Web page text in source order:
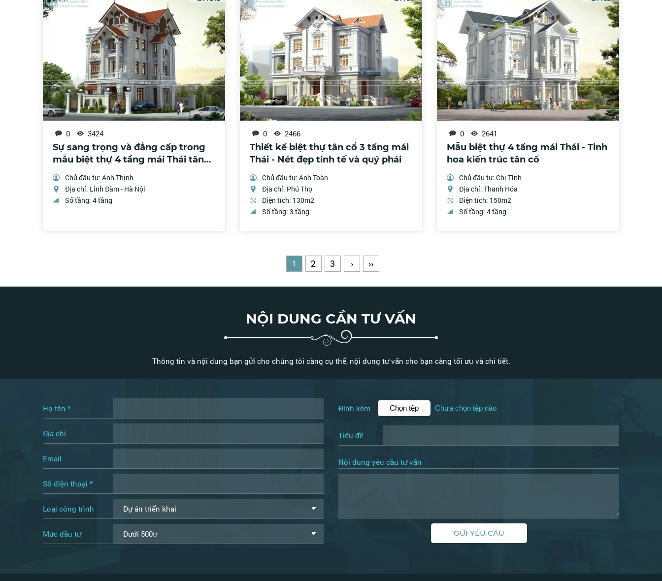
0 3424
Sự sang trọng và đẳng cấp trong
mẫu biệt thự 4 tầng mái Thái tân
cổ
Chủ đầu tư: Anh Thịnh
Địa chỉ: Linh Đàm - Hà Nội
Số tầng: 4 tầng
0 2466
Thiết kế biệt thự tân cổ 3 tầng mái
Thái - Nét đẹp tinh tế và quý phái
Chủ đầu tư: Anh Toàn
Địa chỉ: Phú Thọ
Diện tích: 130m2
Số tầng: 3 tầng
0 2641
Mẫu biệt thự 4 tầng mái Thái - Tinh
hoa kiến trúc tân cổ
Chủ đầu tư: Chị Tình
Địa chỉ: Thanh Hóa
Diện tích: 150m2
Số tầng: 4 tầng
1 2 3 › ››
NỘI DUNG CẦN TƯ VẤN
Thông tin và nội dung bạn gửi cho chúng tôi càng cụ thể, nội dung tư vấn cho bạn càng tối ưu và chi tiết.
Họ tên *
Địa chỉ
Email
Số điện thoại *
Loại công trình
Mức đầu tư
Đính kèm Chọn tệp Chưa chọn tệp nào
Tiêu đề
Nội dung yêu cầu tư vấn
GỬI YÊU CẦU